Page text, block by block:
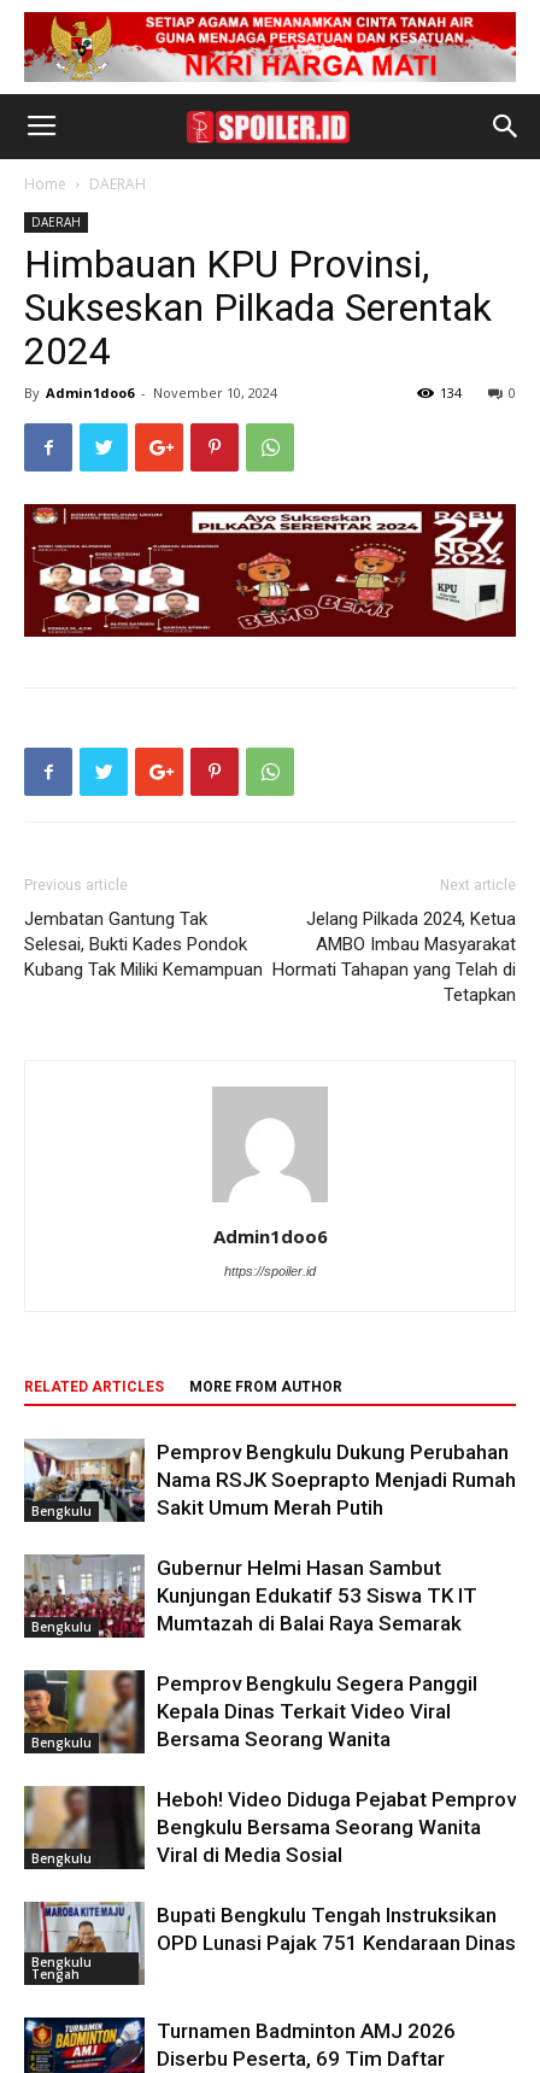
Home DAERAH
DAERAH
Himbauan KPU Provinsi,
Sukseskan Pilkada Serentak
2024
By Admin1doo6 - November 10, 2024 0
134
Previous article
Jembatan Gantung Tak
Selesai, Bukti Kades Pondok
Kubang Tak Miliki Kemampuan
Next article
Jelang Pilkada 2024, Ketua
AMBO Imbau Masyarakat
Hormati Tahapan yang Telah di
Tetapkan
Admin1doo6
https://spoiler.id
RELATED ARTICLES MORE FROM AUTHOR
Bengkulu
Pemprov Bengkulu Dukung Perubahan
Nama RSJK Soeprapto Menjadi Rumah
Sakit Umum Merah Putih
Bengkulu
Gubernur Helmi Hasan Sambut
Kunjungan Edukatif 53 Siswa TK IT
Mumtazah di Balai Raya Semarak
Bengkulu
Pemprov Bengkulu Segera Panggil
Kepala Dinas Terkait Video Viral
Bersama Seorang Wanita
Bengkulu
Heboh! Video Diduga Pejabat Pemprov
Bengkulu Bersama Seorang Wanita
Viral di Media Sosial
Bengkulu
Tengah
Bupati Bengkulu Tengah Instruksikan
OPD Lunasi Pajak 751 Kendaraan Dinas
Turnamen Badminton AMJ 2026
Diserbu Peserta, 69 Tim Daftar